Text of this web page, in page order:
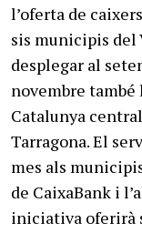
l’oferta de
sis municipis del
desplegar al
novembre
Catalunya
Tarragona. El
mes als
de CaixaBank i
iniciativa oferirà